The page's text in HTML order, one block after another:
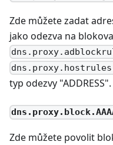
Zde můžete zadat
jako odezva na
typ odezvy "ADDRESS".
Zde můžete povolit